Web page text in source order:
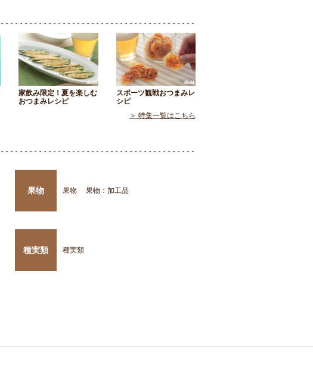
家飲み限定！夏を楽しむ
おつまみレシピ
スポーツ観戦おつまみレ
シピ
＞ 特集一覧はこちら
果物 果物 果物：加工品
種実類 種実類